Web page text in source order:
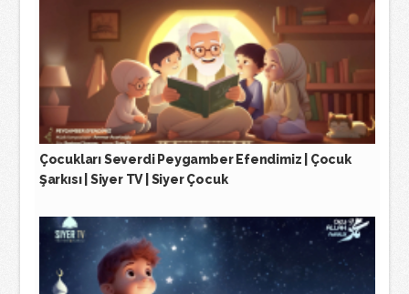
Çocukları Severdi Peygamber Efendimiz | Çocuk
Şarkısı | Siyer TV | Siyer Çocuk